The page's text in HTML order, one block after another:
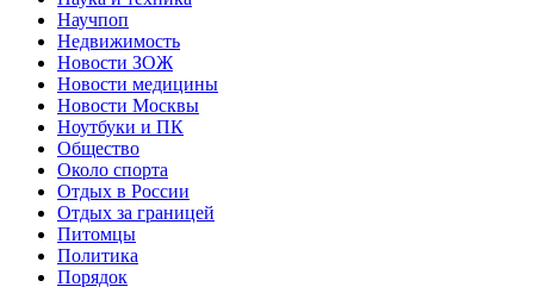
Научпоп
Недвижимость
Новости ЗОЖ
Новости медицины
Новости Москвы
Ноутбуки и ПК
Общество
Около спорта
Отдых в России
Отдых за границей
Питомцы
Политика
Порядок